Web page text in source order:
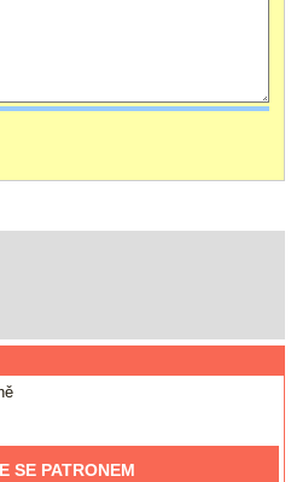
SE PATRONEM